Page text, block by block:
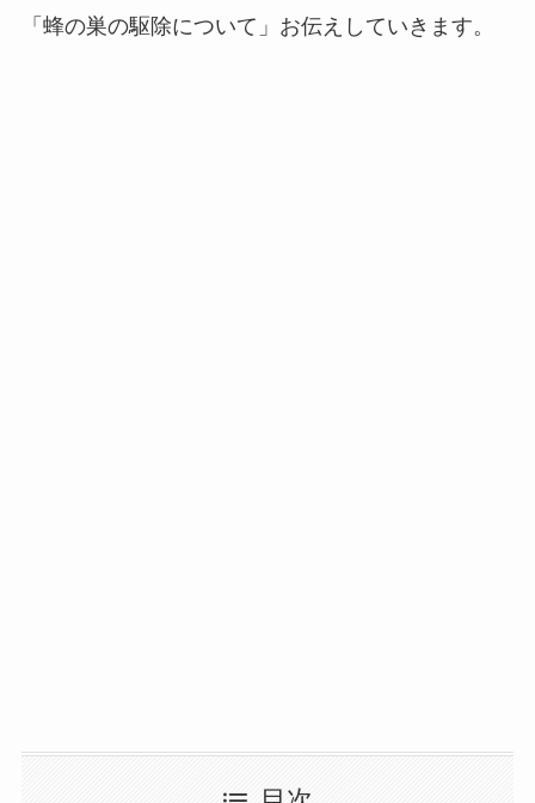
「蜂の巣の駆除について」お伝えしていきます。